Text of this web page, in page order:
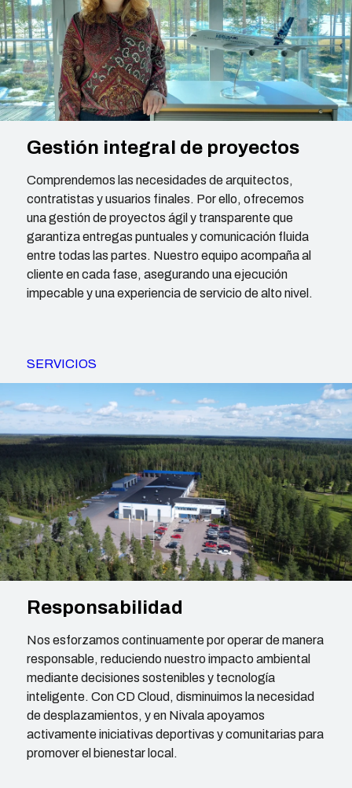
Gestión integral de proyectos
Comprendemos las necesidades de arquitectos,
contratistas y usuarios finales. Por ello, ofrecemos
una gestión de proyectos ágil y transparente que
garantiza entregas puntuales y comunicación fluida
entre todas las partes. Nuestro equipo acompaña al
cliente en cada fase, asegurando una ejecución
impecable y una experiencia de servicio de alto nivel.
SERVICIOS
Responsabilidad
Nos esforzamos continuamente por operar de manera
responsable, reduciendo nuestro impacto ambiental
mediante decisiones sostenibles y tecnología
inteligente. Con CD Cloud, disminuimos la necesidad
de desplazamientos, y en Nivala apoyamos
activamente iniciativas deportivas y comunitarias para
promover el bienestar local.